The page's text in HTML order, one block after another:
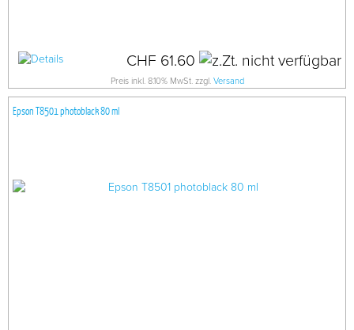
CHF 61.60
Preis inkl. 8.10% MwSt. zzgl. Versand
Epson T8501 photoblack 80 ml